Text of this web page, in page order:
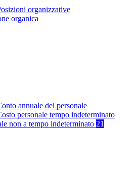
organizzative
organica
annuale del personale
personale tempo indeterminato
non a tempo indeterminato 21